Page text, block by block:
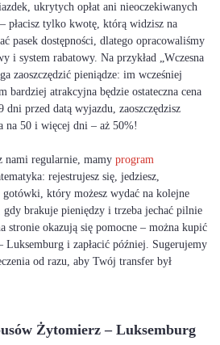
ukrytych opłat ani nieoczekiwanych
płacisz tylko kwotę, którą widzisz na
pasek dostępności, dlatego opracowaliśmy
i system rabatowy. Na przykład „Wczesna
zaoszczędzić pieniądze: im wcześniej
bardziej atrakcyjna będzie ostateczna cena
przed datą wyjazdu, zaoszczędzisz
na 50 i więcej dni – aż 50%!
nami regularnie, mamy program
rejestrujesz się, jedziesz,
który możesz wydać na kolejne
gdy brakuje pieniędzy i trzeba jechać pilnie
stronie okazują się pomocne – można kupić
i zapłacić później. Sugerujemy
od razu, aby Twój transfer był
Żytomierz – Luksemburg